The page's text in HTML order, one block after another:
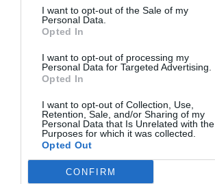
I want to opt-out of the Sale of my
Personal Data.
Opted In
I want to opt-out of processing my
Personal Data for Targeted Advertising.
Opted In
I want to opt-out of Collection, Use,
Retention, Sale, and/or Sharing of my
Personal Data that Is Unrelated with the
Purposes for which it was collected.
Opted Out
CONFIRM
Recepción 24 h
Restaurante
Restaurante para grupos
Stand excursiones